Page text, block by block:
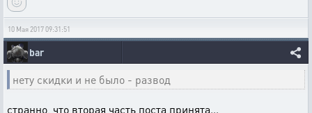
10 Мая 2017 09:31:51
bar
нету скидки и не было - развод
странно, что вторая часть поста принята...